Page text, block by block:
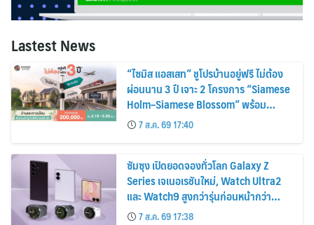
Lastest News
“ไซมิส แอสเสท” ชูโปรบ้านอยู่ฟรี ไม่ต้อง
ผ่อนนาน 3 ปี เจาะ 2 โครงการ “Siamese
Holm–Siamese Blossom” พร้อม
ส่วนลดและสิทธิพิเศษถึง 31 สิงหาคม
2569
7 ส.ค. 69 17:40
ซัมซุง เปิดยอดจองทั่วโลก Galaxy Z
Series เจเนอเรชันใหม่, Watch Ultra2
และ Watch9 สูงกว่ารุ่นก่อนหน้ากว่า
30%7 ส.ค. 69 17:38